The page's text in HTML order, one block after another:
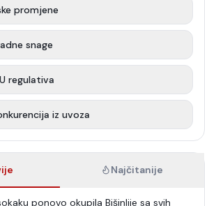
promjene
snage
regulativa
iz uvoza
Najčitanije
ponovo okupila Bišinlije sa svih